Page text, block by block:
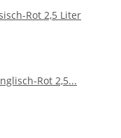
Rot 2,5 Liter